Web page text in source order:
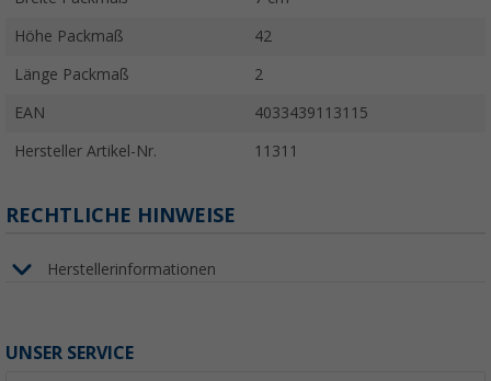
Höhe Packmaß 42
Länge Packmaß 2
EAN 4033439113115
Hersteller Artikel-Nr. 11311
RECHTLICHE HINWEISE
Herstellerinformationen
UNSER SERVICE